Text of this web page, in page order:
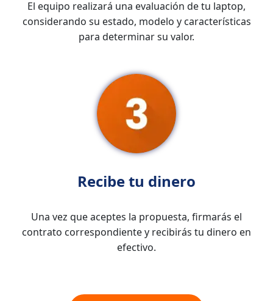
El equipo realizará una evaluación de tu laptop,
considerando su estado, modelo y características
para determinar su valor.
Recibe tu dinero
Una vez que aceptes la propuesta, firmarás el
contrato correspondiente y recibirás tu dinero en
efectivo.